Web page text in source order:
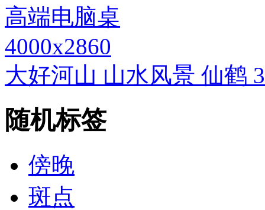
4000x2860
大好河山 山水风景 仙鹤
随机标签
傍晚
斑点